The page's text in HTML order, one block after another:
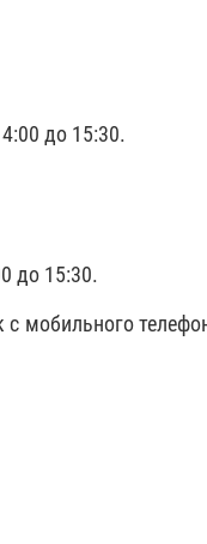
до 15:30.
до 15:30.
с мобильного